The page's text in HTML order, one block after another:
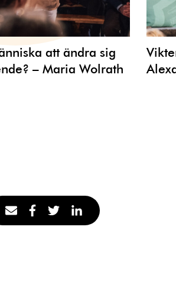
att ändra sig
– Maria Wolrath